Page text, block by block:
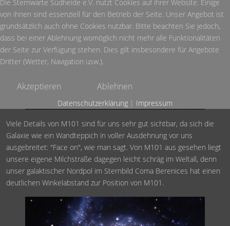
Viele Details von M101 sind für uns sehr gut sichtbar, da sich die
Galaxie wie ein Wandteppich in voller Ausdehnung vor uns
ausgebreitet: "Face on", wie man sagt. Von M101 aus gesehen liegt
unsere eigene Milchstraße dagegen leicht schräg im Weltall, denn
unser galaktischer Nordpol im Sternbild Coma Berenices hat einen
deutlichen Winkelabstand zur Position von M101.
Die Sternwarte Südheide e.V. nutzt Cookies auf ihrer Website. Einige
von ihnen sind essenziell für den Betrieb der Seite. Unser Angebot ist
grundsätzlich auch ohne Cookies nutzbar. Bitte beachten Sie jedoch,
dass bei einer Ablehnung womöglich nicht mehr alle Funktionalitäten
der Seite zur Verfügung stehen. Dies gilt insbesondere für Angebote
Dritter (Wetter, Navigation usw.).
Akzeptieren Ablehnen
Datenschutzerklärung | Impressum